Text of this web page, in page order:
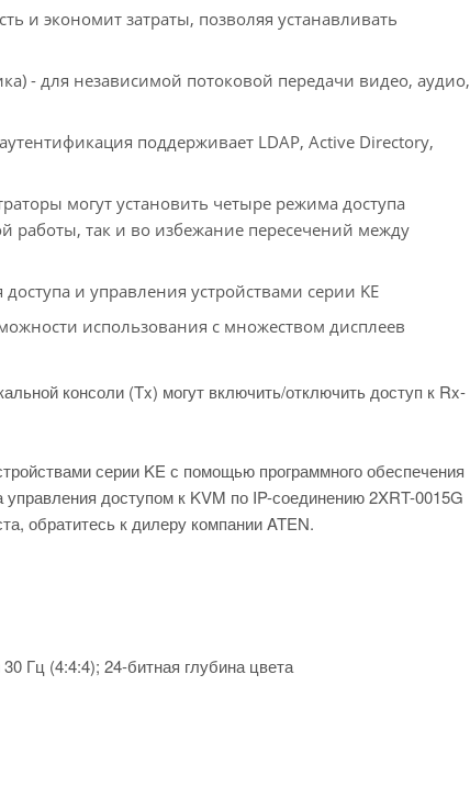
и экономит затраты, позволяя устанавливать
- для независимой потоковой передачи видео, аудио,
поддерживает LDAP, Active Directory,
могут установить четыре режима доступа
работы, так и во избежание пересечений между
и управления устройствами серии KE
использования с множеством дисплеев
консоли (Tx) могут включить/отключить доступ к Rx-
серии KE с помощью программного обеспечения
доступом к KVM по IP-соединению 2XRT-0015G
обратитесь к дилеру компании ATEN.
Гц (4:4:4); 24-битная глубина цвета